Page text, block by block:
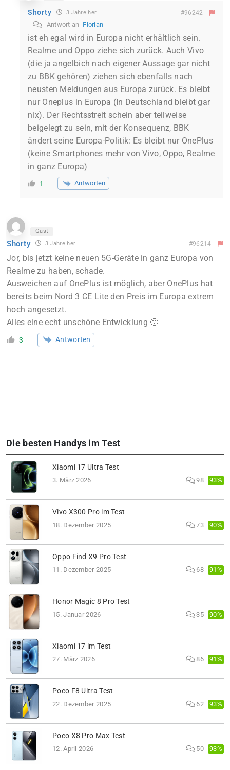
Shorty 3 Jahre her #96242
Antwort an Florian
ist eh egal wird in Europa nicht erhältlich sein.
Realme und Oppo ziehe sich zurück. Auch Vivo
(die ja angelbich nach eigener Aussage gar nicht
zu BBK gehören) ziehen sich ebenfalls nach
neusten Meldungen aus Europa zurück. Es bleibt
nur Oneplus in Europa (In Deutschland bleibt gar
nix). Der Rechtsstreit schein aber teilweise
beigelegt zu sein, mit der Konsequenz, BBK
ändert seine Europa-Politik: Es bleibt nur OnePlus
(keine Smartphones mehr von Vivo, Oppo, Realme
in ganz Europa)
1 Antworten
Gast
Shorty 3 Jahre her #96214
Jor, bis jetzt keine neuen 5G-Geräte in ganz Europa von
Realme zu haben, schade.
Ausweichen auf OnePlus ist möglich, aber OnePlus hat
bereits beim Nord 3 CE Lite den Preis im Europa extrem
hoch angesetzt.
Alles eine echt unschöne Entwicklung 🙁
3 Antworten
Die besten Handys im Test
Xiaomi 17 Ultra Test
3. März 2026 98 93%
Vivo X300 Pro im Test
18. Dezember 2025 73 90%
Oppo Find X9 Pro Test
11. Dezember 2025 68 91%
Honor Magic 8 Pro Test
15. Januar 2026 35 90%
Xiaomi 17 im Test
27. März 2026 86 91%
Poco F8 Ultra Test
22. Dezember 2025 62 93%
Poco X8 Pro Max Test
12. April 2026 50 93%